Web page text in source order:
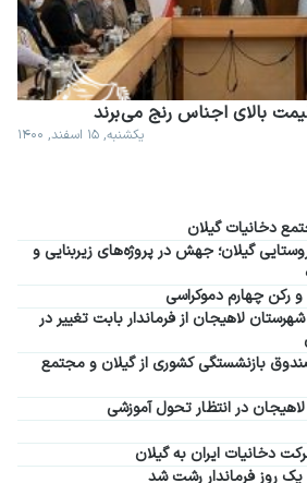
بالای اجناس رنج می برند
یکشنبه, ۱۵ اسفند, ۱۴۰۰
دخانیات گیلان
روستایی گیلان؛ جهش در پروژه‌های زیربنایی و
رکن چهارم دموکراسی
لاهیجان از فرماندار بابت تغییر در
بازنشستگی کشوری از گیلان و مجتمع
لاهیجان در انتظار تحول آموزشی
دخانیات ایران به گیلان
یک روز فرماندار رشت شد